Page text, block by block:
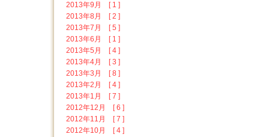
2013年9月 [ 1 ]
2013年8月 [ 2 ]
2013年7月 [ 5 ]
2013年6月 [ 1 ]
2013年5月 [ 4 ]
2013年4月 [ 3 ]
2013年3月 [ 8 ]
2013年2月 [ 4 ]
2013年1月 [ 7 ]
2012年12月 [ 6 ]
2012年11月 [ 7 ]
2012年10月 [ 4 ]